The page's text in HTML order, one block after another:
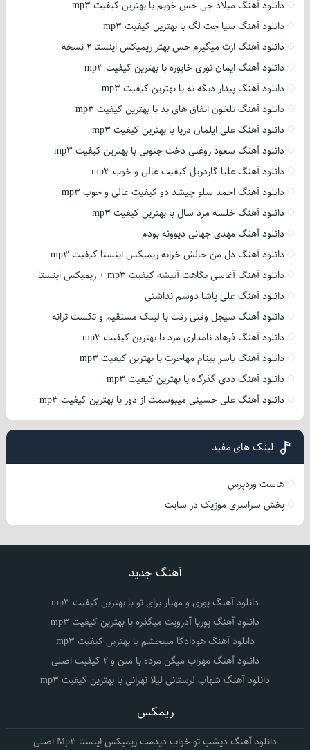
دانلود آهنگ میلاد جی حس خوبم با بهترین کیفیت mp3
دانلود آهنگ سیا جت لگ با بهترین کیفیت mp3
دانلود آهنگ ازت میگیرم حس بهتر ریمیکس اینستا 2 نسخه
دانلود آهنگ ایمان نوری خاپوره با بهترین کیفیت mp3
دانلود آهنگ پیدار دیگه نه با بهترین کیفیت mp3
دانلود آهنگ تلخون اتفاق های بد با بهترین کیفیت mp3
دانلود آهنگ علی ایلمان دریا با بهترین کیفیت mp3
دانلود آهنگ سعود روغنی دخت جنوبی با بهترین کیفیت mp3
دانلود آهنگ علیا گاردریل کیفیت عالی و خوب mp3
دانلود آهنگ احمد سلو چیشد دو کیفیت عالی و خوب mp3
دانلود آهنگ خلسه مرد سال با بهترین کیفیت mp3
دانلود آهنگ مهدی جهانی دیوونه بودم
دانلود آهنگ دل من حالش خرابه ریمیکس اینستا کیفیت mp3
دانلود آهنگ آغاسی نگاهت آتیشه کیفیت mp3 + ریمیکس اینستا
دانلود آهنگ علی پاشا دوسم نداشتی
دانلود آهنگ سیجل وقتی رفت با لینک مستقیم و تکست ترانه
دانلود آهنگ فرهاد نامداری مرد با بهترین کیفیت mp3
دانلود آهنگ یاسر بینام مهاجرت با بهترین کیفیت mp3
دانلود آهنگ ددی گذرگاه با بهترین کیفیت mp3
دانلود آهنگ علی حسینی میبوسمت از دور با بهترین کیفیت mp3
لینک های مفید
هاست وردپرس
پخش سراسری موزیک در سایت
آهنگ جدید
دانلود آهنگ پوری و مهیار برای تو با بهترین کیفیت mp3
دانلود آهنگ پوریا آدرویت میگذره با بهترین کیفیت mp3
دانلود آهنگ هودادکا میبخشم با بهترین کیفیت mp3
دانلود آهنگ مهراب میگن مرده با متن و 2 کیفیت اصلی
دانلود آهنگ شهاب لرستانی لیلا تهرانی با بهترین کیفیت mp3
ریمکس
دانلود آهنگ دیشب تو خواب دیدمت ریمیکس اینستا Mp3 اصلی